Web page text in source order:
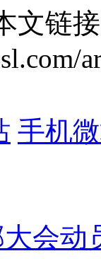
文链
手机
会